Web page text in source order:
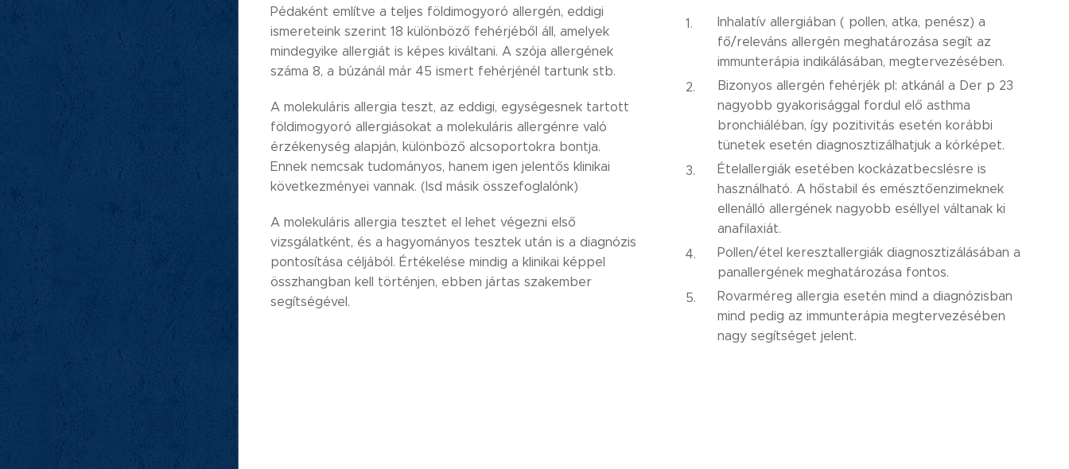
Pédaként említve a teljes földimogyoró allergén, eddigi
ismereteink szerint 18 különböző fehérjéből áll, amelyek
mindegyike allergiát is képes kiváltani. A szója allergének
száma 8, a búzánál már 45 ismert fehérjénél tartunk stb.
A molekuláris allergia teszt, az eddigi, egységesnek tartott
földimogyoró allergiásokat a molekuláris allergénre való
érzékenység alapján, különböző alcsoportokra bontja.
Ennek nemcsak tudományos, hanem igen jelentős klinikai
következményei vannak. (lsd másik összefoglalónk)
A molekuláris allergia tesztet el lehet végezni első
vizsgálatként, és a hagyományos tesztek után is a diagnózis
pontosítása céljából. Értékelése mindig a klinikai képpel
összhangban kell történjen, ebben jártas szakember
segítségével.
Inhalatív allergiában ( pollen, atka, penész) a
fő/releváns allergén meghatározása segít az
immunterápia indikálásában, megtervezésében.
Bizonyos allergén fehérjék pl: atkánál a Der p 23
nagyobb gyakorisággal fordul elő asthma
bronchiáléban, így pozitivitás esetén korábbi
tünetek esetén diagnosztizálhatjuk a kórképet.
Ételallergiák esetében kockázatbecslésre is
használható. A hőstabil és emésztőenzimeknek
ellenálló allergének nagyobb eséllyel váltanak ki
anafilaxiát.
Pollen/étel keresztallergiák diagnosztizálásában a
panallergének meghatározása fontos.
Rovarméreg allergia esetén mind a diagnózisban
mind pedig az immunterápia megtervezésében
nagy segítséget jelent.